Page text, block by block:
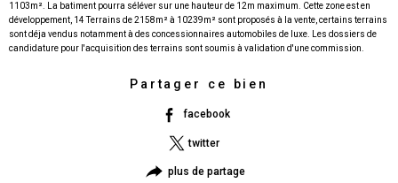
1103m². La batiment pourra séléver sur une hauteur de 12m maximum. Cette zone est en
développement, 14 Terrains de 2158m² à 10239m² sont proposés à la vente, certains terrains
sont déja vendus notamment à des concessionnaires automobiles de luxe. Les dossiers de
Partager ce bien
facebook
twitter
plus de partage